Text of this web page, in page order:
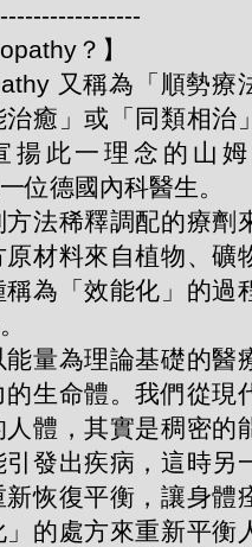
？】
又稱為「順勢療
癒」或「同類相治
揚此一理念的山
位德國內科醫生。
方法稀釋調配的療劑
材料來自植物、礦
為「效能化」的過
能量為理論基礎的醫
生命體。我們從現
體，其實是稠密的
發出疾病，這時另
恢復平衡，讓身體
的處方來重新平衡